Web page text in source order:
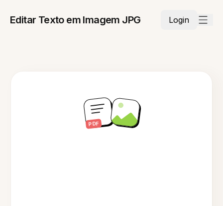
Editar Texto em Imagem JPG Login